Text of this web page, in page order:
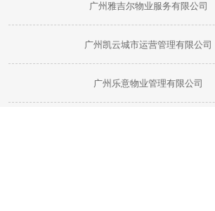
广州雅吉尔物业服务有限公司
广州凯云城市运营管理有限公司
广州乐意物业管理有限公司